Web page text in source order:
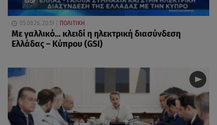
05.08.26, 20:51 ΠΟΛΙΤΙΚΗ
Με γαλλικό... κλειδί η ηλεκτρική διασύνδεση
Ελλάδας – Κύπρου (GSI)